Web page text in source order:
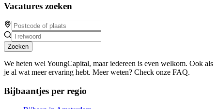
Vacatures zoeken
Zoeken
We heten wel YoungCapital, maar iedereen is even welkom. Ook als
je al wat meer ervaring hebt. Meer weten? Check onze FAQ.
Bijbaantjes per regio